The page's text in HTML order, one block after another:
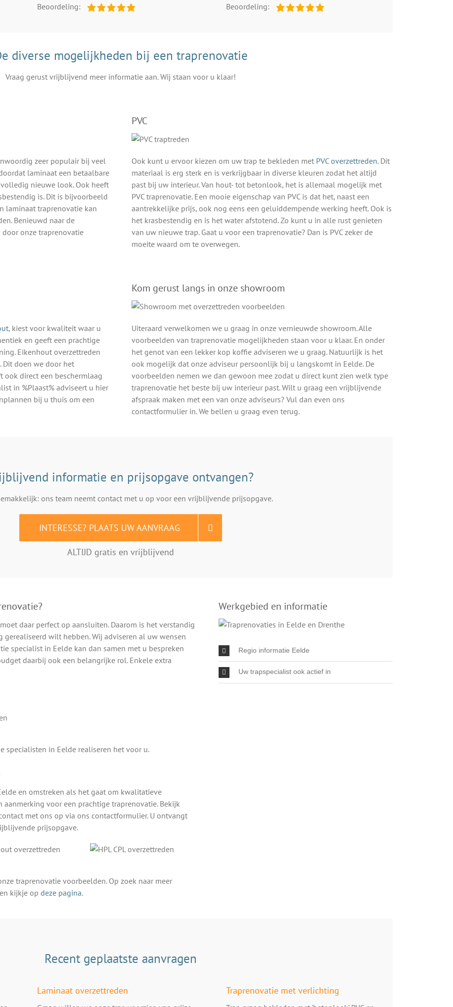
Beoordeling:
Beoordeling:
diverse mogelijkheden bij een traprenovatie
Vraag gerust vrijblijvend meer informatie aan. Wij staan voor u klaar!
zeer populair bij veel
laminaat een betaalbare
nieuwe look. Ook heeft
is. Dit is bijvoorbeeld
laminaat traprenovatie kan
Benieuwd naar de
onze traprenovatie
PVC
Ook kunt u ervoor kiezen om uw trap te bekleden met PVC overzettreden. Dit
materiaal is erg sterk en is verkrijgbaar in diverse kleuren zodat het altijd
past bij uw interieur. Van hout- tot betonlook, het is allemaal mogelijk met
PVC traprenovatie. Een mooie eigenschap van PVC is dat het, naast een
aantrekkelijke prijs, ook nog eens een geluiddempende werking heeft. Ook is
het krasbestendig en is het water afstotend. Zo kunt u in alle rust genieten
van uw nieuwe trap. Gaat u voor een traprenovatie? Dan is PVC zeker de
moeite waard om te overwegen.
, kiest voor kwaliteit waar u
en geeft een prachtige
Eikenhout overzettreden
Dit doen we door het
ook direct een beschermlaag
in %Plaast% adviseert u hier
bij u thuis om een
Kom gerust langs in onze showroom
Uiteraard verwelkomen we u graag in onze vernieuwde showroom. Alle
voorbeelden van traprenovatie mogelijkheden staan voor u klaar. En onder
het genot van een lekker kop koffie adviseren we u graag. Natuurlijk is het
ook mogelijk dat onze adviseur persoonlijk bij u langskomt in Eelde. De
voorbeelden nemen we dan gewoon mee zodat u direct kunt zien welk type
traprenovatie het beste bij uw interieur past. Wilt u graag een vrijblijvende
afspraak maken met een van onze adviseurs? Vul dan even ons
contactformulier in. We bellen u graag even terug.
informatie en prijsopgave ontvangen?
ons team neemt contact met u op voor een vrijblijvende prijsopgave.
INTERESSE? PLAATS UW AANVRAAG
ALTIJD gratis en vrijblijvend
daar perfect op aansluiten. Daarom is het verstandig
wilt hebben. Wij adviseren al uw wensen
specialist in Eelde kan dan samen met u bespreken
daarbij ook een belangrijke rol. Enkele extra
specialisten in Eelde realiseren het voor u.
en omstreken als het gaat om kwalitatieve
voor een prachtige traprenovatie. Bekijk
met ons op via ons contactformulier. U ontvangt
prijsopgave.
traprenovatie voorbeelden. Op zoek naar meer
kijkje op deze pagina.
Werkgebied en informatie
Regio informatie Eelde
Uw trapspecialist ook actief in
Recent geplaatste aanvragen
Laminaat overzettreden Traprenovatie met verlichting